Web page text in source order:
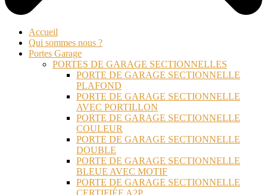
Accueil
Qui sommes nous ?
Portes Garage
PORTES DE GARAGE SECTIONNELLES
PORTE DE GARAGE SECTIONNELLE
PLAFOND
PORTE DE GARAGE SECTIONNELLE
AVEC PORTILLON
PORTE DE GARAGE SECTIONNELLE
COULEUR
PORTE DE GARAGE SECTIONNELLE
DOUBLE
PORTE DE GARAGE SECTIONNELLE
BLEUE AVEC MOTIF
PORTE DE GARAGE SECTIONNELLE